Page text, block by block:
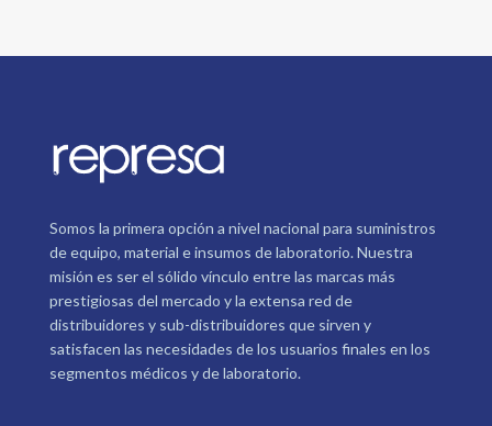
Somos la primera opción a nivel nacional para suministros
de equipo, material e insumos de laboratorio. Nuestra
misión es ser el sólido vínculo entre las marcas más
prestigiosas del mercado y la extensa red de
distribuidores y sub-distribuidores que sirven y
satisfacen las necesidades de los usuarios finales en los
segmentos médicos y de laboratorio.